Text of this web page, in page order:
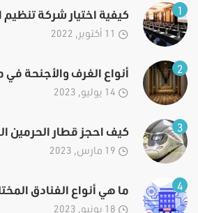
1 كيفية اختيار شركة
2 أنواع الغرف والأجنحة في
3 كيف احجز قطار الحرمين
4 ما هي أنواع الفنادق